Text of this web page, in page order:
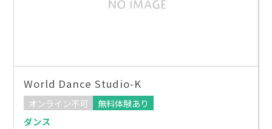
World Dance Studio-K
オンライン不可
無料体験あり
ダンス